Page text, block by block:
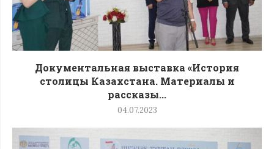
Документальная выставка «История
столицы Казахстана. Материалы и
рассказы...
04.07.2023